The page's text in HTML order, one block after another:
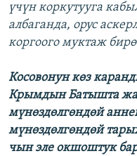
үчүн коркутууга
албаганда, орус
коргоого муктаж
Косовонун көз
Крымдын Батышта
мүнөздөлгөндөй
мүнөздөлгөндөй
чын эле окшоштук